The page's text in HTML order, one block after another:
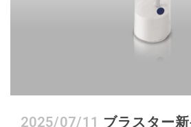
2025/07/11 ブラスター